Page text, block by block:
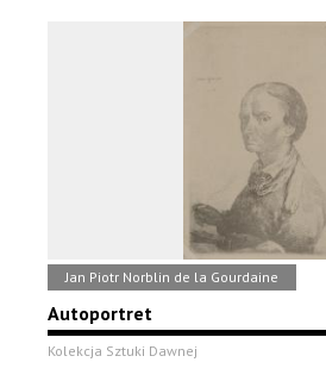
Jan Piotr Norblin de la Gourdaine
Autoportret
Kolekcja Sztuki Dawnej